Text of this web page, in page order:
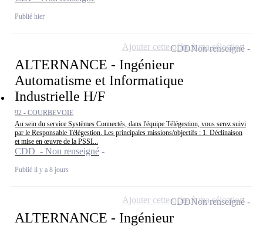
Publié hier
ALTERNANCE - Ingénieur
Automatisme et Informatique
Industrielle H/F
92 - COURBEVOIE
Au sein du service Systèmes Connectés, dans l'équipe Télégestion, vous serez suivi
par le Responsable Télégestion. Les principales missions/objectifs : 1. Déclinaison
et mise en œuvre de la PSSI...
CDD - Non renseigné
Publié il y a 8 jours
CDDNon renseigné
Ajouter cette offre à ma sélection
ALTERNANCE - Ingénieur
CDDNon renseigné
Ajouter cette offre à ma sélection